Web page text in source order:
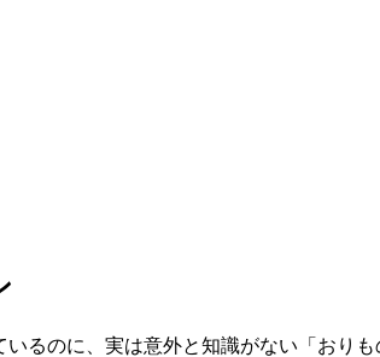
るのに、実は意外と知識がない「おり